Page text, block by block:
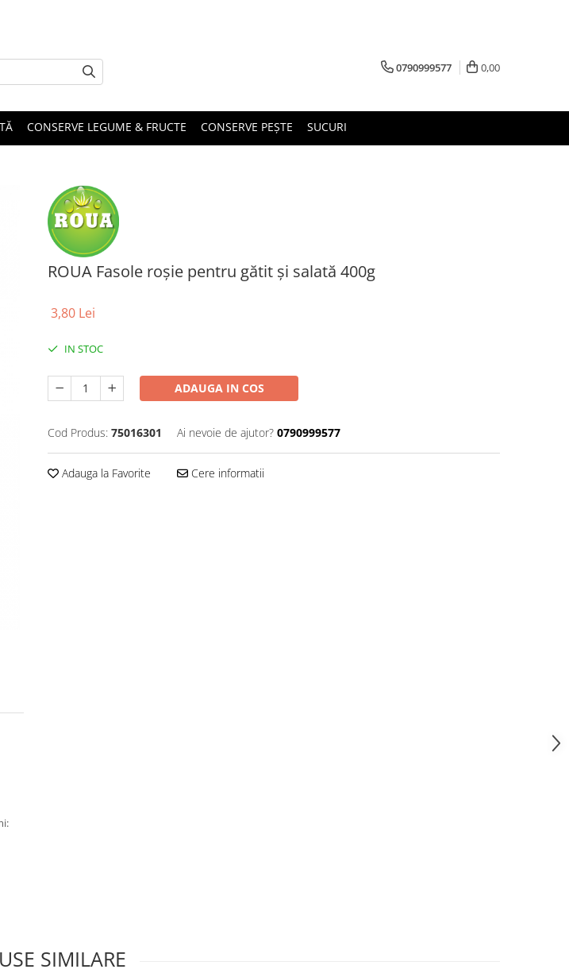
0790999577 0,00
CONSERVE LEGUME & FRUCTE CONSERVE PEȘTE SUCURI
ROUA Fasole roșie pentru gătit și salată 400g
3,80 Lei
IN STOC
ADAUGA IN COS
Cod Produs: 75016301 Ai nevoie de ajutor? 0790999577
Adauga la Favorite Cere informatii
SIMILARE